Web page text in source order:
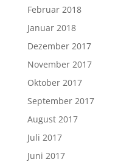
Februar 2018
Januar 2018
Dezember 2017
November 2017
Oktober 2017
September 2017
August 2017
Juli 2017
Juni 2017